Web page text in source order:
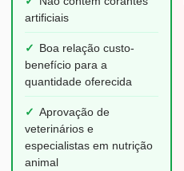
artificiais
✓ Boa relação custo-
benefício para a
quantidade oferecida
✓ Aprovação de
veterinários e
especialistas em nutrição
animal